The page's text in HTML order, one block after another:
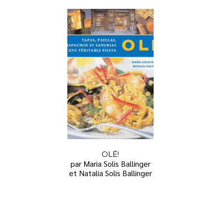
OLÉ!
par Maria Solis Ballinger
et Natalia Solis Ballinger